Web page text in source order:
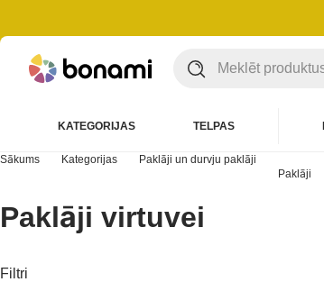
KATEGORIJAS TELPAS
Sākums Kategorijas
Paklāji un durvju paklāji
Paklāji
Paklāji virtuvei
Filtri